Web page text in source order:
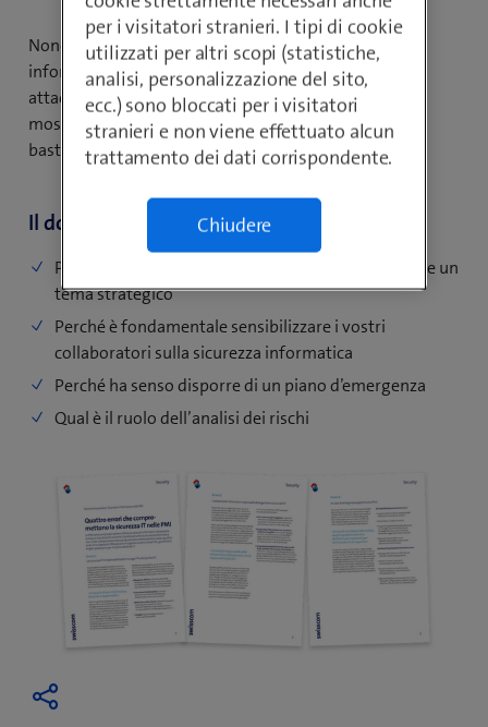
Nonostante le misure già esistenti per la sicurezza
informatica, non è possibile escludere la possibilità di
attacchi informatici. In questo documento pratico vi
mostriamo perché le soluzioni tecniche da sole non
bastano e quali sono i 4 errori da evitare.
Il documento pratico tocca i temi seguenti:
Perché la sicurezza informatica dovrebbe costituire un
tema strategico
Perché è fondamentale sensibilizzare i vostri
collaboratori sulla sicurezza informatica
Perché ha senso disporre di un piano d’emergenza
Qual è il ruolo dell’analisi dei rischi
per i visitatori stranieri. I tipi di cookie
utilizzati per altri scopi (statistiche,
analisi, personalizzazione del sito,
ecc.) sono bloccati per i visitatori
stranieri e non viene effettuato alcun
trattamento dei dati corrispondente.
Chiudere